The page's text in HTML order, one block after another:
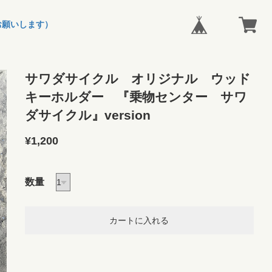
いします）
サワダサイクル オリジナル ウッド
キーホルダー 『乗物センター サワ
ダサイクル』version
¥1,200
数量